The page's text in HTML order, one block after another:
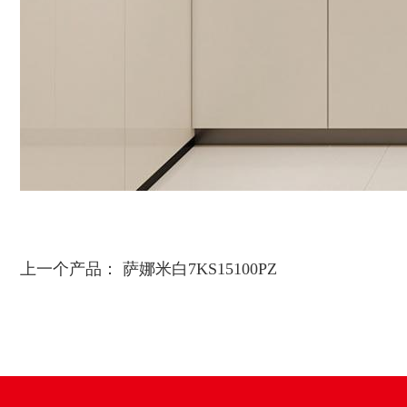
上一个产品： 萨娜米白7KS15100PZ